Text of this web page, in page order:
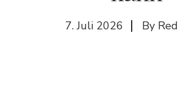
7. Juli 2026 By